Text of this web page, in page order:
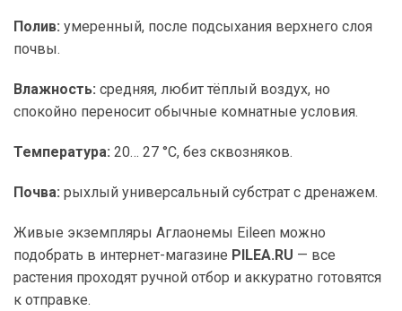
Полив: умеренный, после подсыхания верхнего слоя
почвы.
Влажность: средняя, любит тёплый воздух, но
спокойно переносит обычные комнатные условия.
Температура: 20… 27 °C, без сквозняков.
Почва: рыхлый универсальный субстрат с дренажем.
Живые экземпляры Аглаонемы Eileen можно
подобрать в интернет-магазине PILEA.RU — все
растения проходят ручной отбор и аккуратно готовятся
к отправке.